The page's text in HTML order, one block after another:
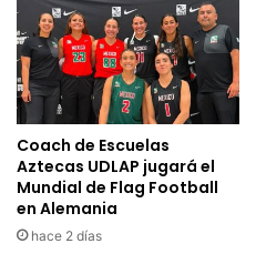
Coach de Escuelas
Aztecas UDLAP jugará el
Mundial de Flag Football
en Alemania
hace 2 días